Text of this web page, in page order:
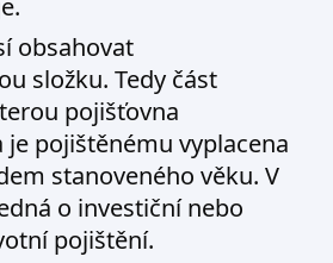
obsahovat
složku. Tedy část
pojišťovna
je pojištěnému vyplacena
stanoveného věku. V
o investiční nebo
pojištění.